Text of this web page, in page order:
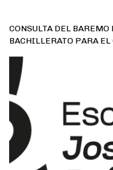
CONSULTA DEL
BACHILLERATO PARA